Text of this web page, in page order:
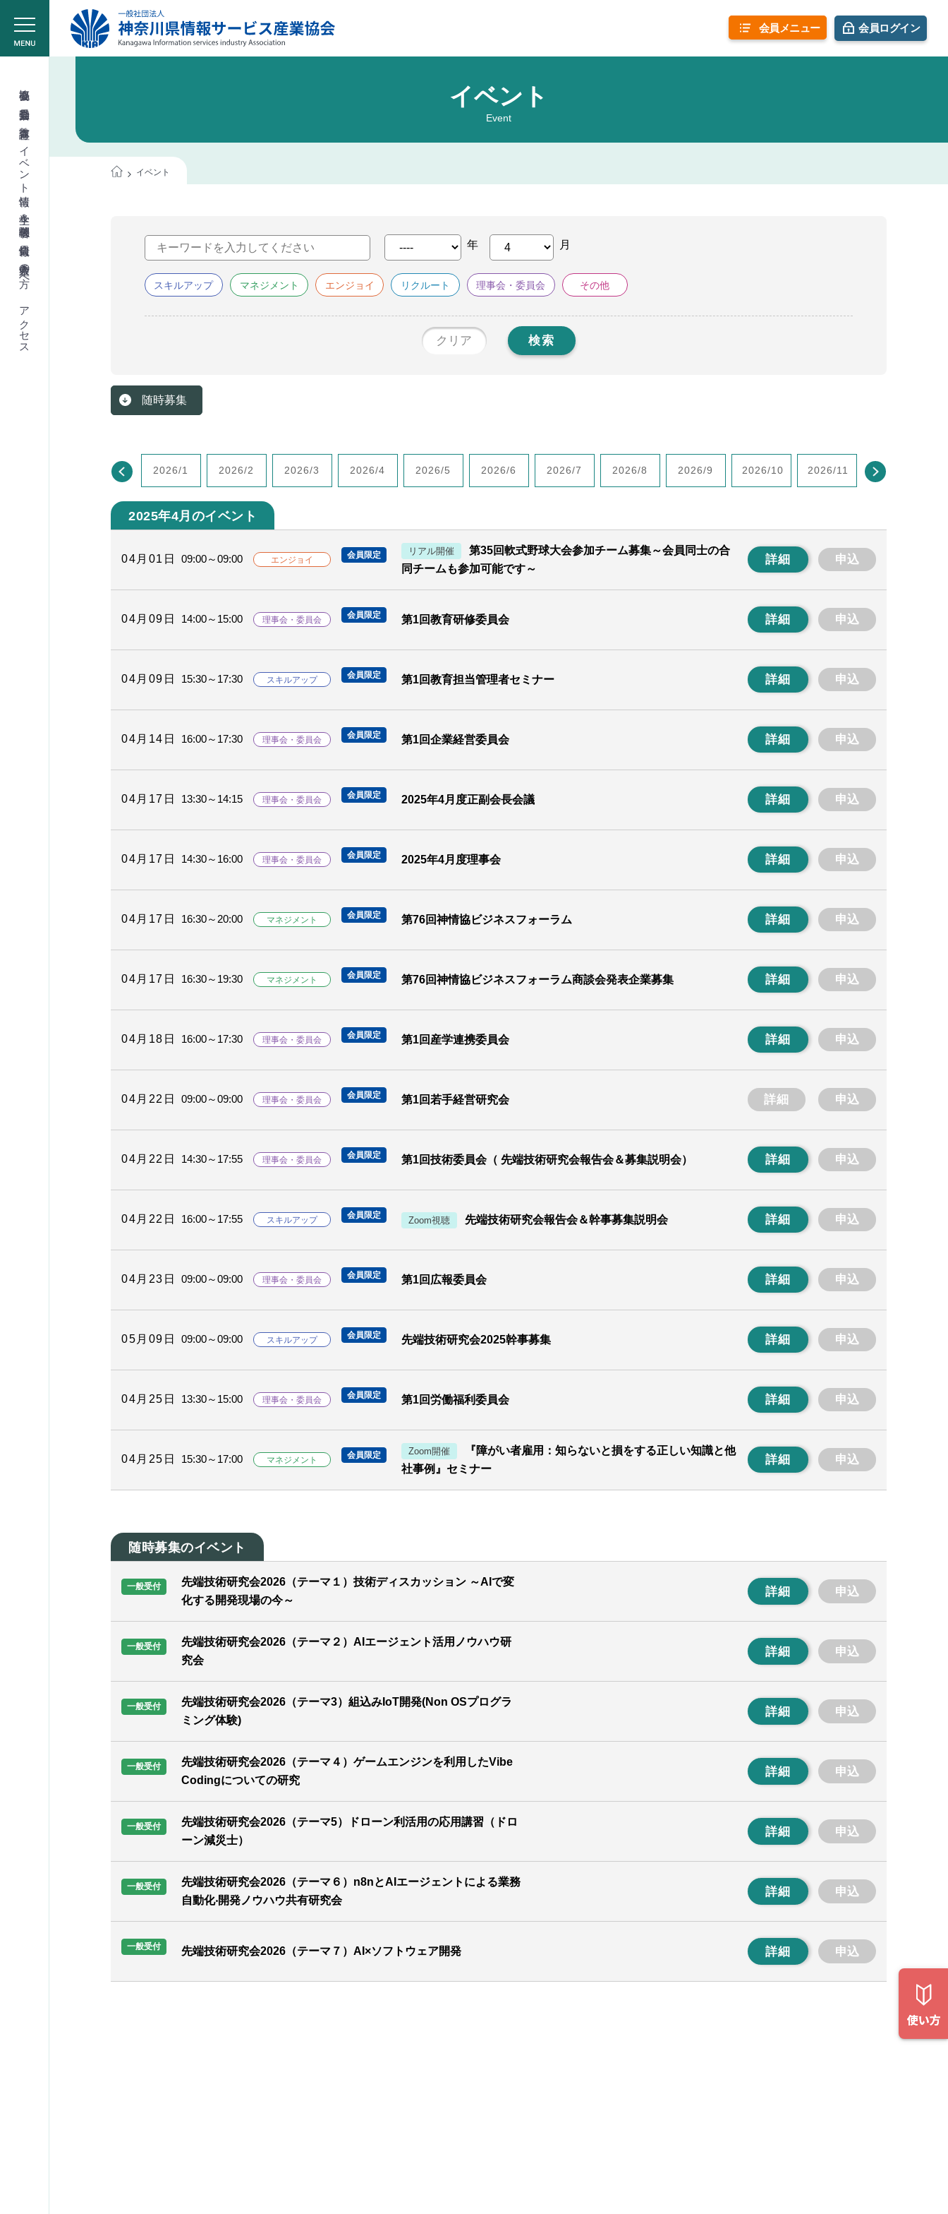
会員 メニュー 会員ログイン
イベント情報
学生＆学校関係者
入会希望の方へ
アクセス
イベント
Event
イベント
スキルアップ マネジメント エンジョイ リクルート 理事会・委員会 その他
クリア 検索
随時募集
2026/1 2026/2 2026/3 2026/4 2026/5 2026/6 2026/7 2026/8 2026/9 2026/10 2026/11 2026/12
2025年4月のイベント
04月01日 09:00～09:00 エンジョイ
会員限定 リアル開催
第35回軟式野球大会参加チーム募集～会員同士の合
同チームも参加可能です～
詳細 申込
04月09日 14:00～15:00 理事会・委員会
会員限定 第1回教育研修委員会 詳細 申込
04月09日 15:30～17:30 スキルアップ
会員限定 第1回教育担当管理者セミナー 詳細 申込
04月14日 16:00～17:30 理事会・委員会
会員限定 第1回企業経営委員会 詳細 申込
04月17日 13:30～14:15 理事会・委員会
会員限定 2025年4月度正副会長会議 詳細 申込
04月17日 14:30～16:00 理事会・委員会
会員限定 2025年4月度理事会 詳細 申込
04月17日 16:30～20:00 マネジメント
会員限定 第76回神情協ビジネスフォーラム 詳細 申込
04月17日 16:30～19:30 マネジメント
会員限定 第76回神情協ビジネスフォーラム商談会発表企業募集 詳細 申込
04月18日 16:00～17:30 理事会・委員会
会員限定 第1回産学連携委員会 詳細 申込
04月22日 09:00～09:00 理事会・委員会
会員限定 第1回若手経営研究会 詳細 申込
04月22日 14:30～17:55 理事会・委員会
会員限定 第1回技術委員会（ 先端技術研究会報告会＆募集説明会） 詳細 申込
04月22日 16:00～17:55 スキルアップ
会員限定
Zoom視聴 先端技術研究会報告会＆幹事募集説明会 詳細 申込
04月23日 09:00～09:00 理事会・委員会
会員限定 第1回広報委員会 詳細 申込
05月09日 09:00～09:00 スキルアップ
会員限定 先端技術研究会2025幹事募集 詳細 申込
04月25日 13:30～15:00 理事会・委員会
会員限定 第1回労働福利委員会 詳細 申込
04月25日 15:30～17:00 マネジメント
会員限定 Zoom開催
『障がい者雇用：知らないと損をする正しい知識と他
社事例』セミナー
詳細 申込
随時募集のイベント
一般受付
先端技術研究会2026（テーマ１）技術ディスカッション ～AIで変
化する開発現場の今～
詳細 申込
一般受付
先端技術研究会2026（テーマ２）AIエージェント活用ノウハウ研
究会
詳細 申込
一般受付
先端技術研究会2026（テーマ3）組込みIoT開発(Non OSプログラ
ミング体験)
詳細 申込
一般受付
先端技術研究会2026（テーマ４）ゲームエンジンを利用したVibe
Codingについての研究
詳細 申込
一般受付
先端技術研究会2026（テーマ5）ドローン利活用の応用講習（ドロ
ーン減災士）
詳細 申込
一般受付
先端技術研究会2026（テーマ６）n8nとAIエージェントによる業務
⾃動化‧開発ノウハウ共有研究会
詳細 申込
一般受付 先端技術研究会2026（テーマ７）AI×ソフトウェア開発 詳細 申込